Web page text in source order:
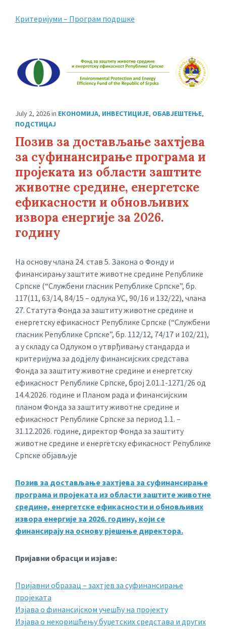
Критеријуми – Програм подршке
July 2, 2026in ЕКОНОМИЈА, ИНВЕСТИЦИЈЕ, ОБАВЈЕШТЕЊЕ,
ПОДСТИЦАЈ
Позив за достављање захтјева
за суфинансирање програма и
пројеката из области заштите
животне средине, енергетске
ефикасности и обновљивих
извора енергије за 2026.
годину
На основу члана 24. став 5. Закона о Фонду и
финансирању заштите животне средине Републике
Српске (“Службени гласник Републике Српске”, бр.
117(11, 63/14, 84/15 – одлука УС, 90/16 и 132/22), члана
27. Статута Фонда за заштиту животне средине и
енергетску ефикасност Републике Српске (“Службени
гласник Републике Српске”, бр. 112/12, 74/17 и 102/21),
а у складу са Одлуком о утврђивању стандарда и
критеријума за додјелу финансијских средстава
Фонда за заштиту животне средине и енергетску
ефикасност Републике Српске, број 2.01.1-1271/26 од
14.4.2026. године и Планом рада и финансијским
планом Фонда за заштиту животне средине и
ефикасност Републике Српске за период 1.1. –
31.12.2026. године, директор Фонда за заштиту
животне средине и енергетску ефикасност Републике
Српске објављује
Позив за достављање захтјева за суфинансирање
програма и пројеката из области заштите животне
средине, енергетске ефикасности и обновљивих
извора енергије за 2026. годину, који се
финансирају на основу рјешење директора.
Пријавни обрасци и изјаве:
Пријавни образац – захтјев за суфинансирање
пројеката
Изјава о финансијском учешћу на пројекту
Изјава о некоришћењу буџетских средстава и других